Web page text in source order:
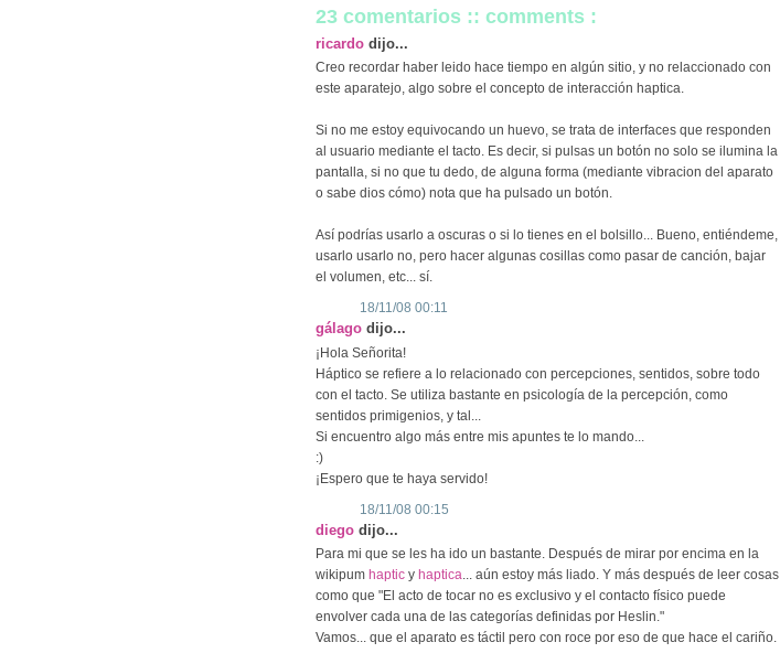
23 comentarios :: comments :
ricardo dijo...
Creo recordar haber leido hace tiempo en algún sitio, y no relaccionado con
este aparatejo, algo sobre el concepto de interacción haptica.
Si no me estoy equivocando un huevo, se trata de interfaces que responden
al usuario mediante el tacto. Es decir, si pulsas un botón no solo se ilumina la
pantalla, si no que tu dedo, de alguna forma (mediante vibracion del aparato
o sabe dios cómo) nota que ha pulsado un botón.
Así podrías usarlo a oscuras o si lo tienes en el bolsillo... Bueno, entiéndeme,
usarlo usarlo no, pero hacer algunas cosillas como pasar de canción, bajar
el volumen, etc... sí.
18/11/08 00:11
gálago dijo...
¡Hola Señorita!
Háptico se refiere a lo relacionado con percepciones, sentidos, sobre todo
con el tacto. Se utiliza bastante en psicología de la percepción, como
sentidos primigenios, y tal...
Si encuentro algo más entre mis apuntes te lo mando...
:)
¡Espero que te haya servido!
18/11/08 00:15
diego dijo...
Para mi que se les ha ido un bastante. Después de mirar por encima en la
wikipum haptic y haptica... aún estoy más liado. Y más después de leer cosas
como que "El acto de tocar no es exclusivo y el contacto físico puede
envolver cada una de las categorías definidas por Heslin."
Vamos... que el aparato es táctil pero con roce por eso de que hace el cariño.